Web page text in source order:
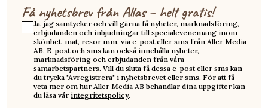
Få nyhetsbrev från Allas – helt gratis!
Ja, jag samtycker och vill gärna få nyheter, marknadsföring,
erbjudanden och inbjudningar till specialevenemang inom
skönhet, mat, resor mm. via e-post eller sms från Aller Media
AB. E-post och sms kan också innehålla nyheter,
marknadsföring och erbjudanden från våra
samarbetspartners. Vill du sluta få dessa e-post eller sms kan
du trycka "Avregistrera" i nyhetsbrevet eller sms. För att få
veta mer om hur Aller Media AB behandlar dina uppgifter kan
du läsa vår integritetspolicy.